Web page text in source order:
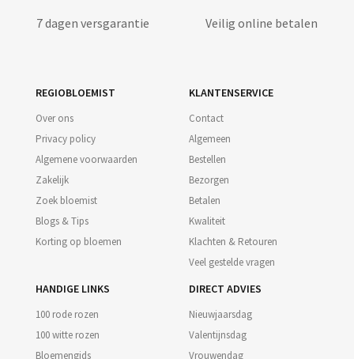
7 dagen versgarantie Veilig online betalen
REGIOBLOEMIST
Over ons
Privacy policy
Algemene voorwaarden
Zakelijk
Zoek bloemist
Blogs & Tips
Korting op bloemen
KLANTENSERVICE
Contact
Algemeen
Bestellen
Bezorgen
Betalen
Kwaliteit
Klachten & Retouren
Veel gestelde vragen
HANDIGE LINKS
100 rode rozen
100 witte rozen
Bloemengids
DIRECT ADVIES
Nieuwjaarsdag
Valentijnsdag
Vrouwendag